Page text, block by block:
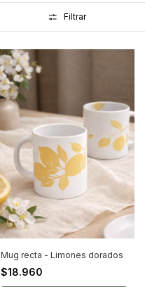
Filtrar
Mug recta - Limones dorados
$18.960